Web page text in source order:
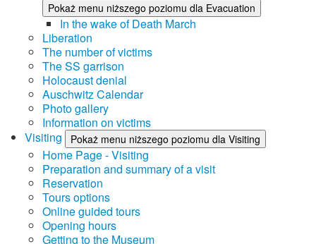
Pokaż menu niższego poziomu dla Evacuation
In the wake of Death March
Liberation
The number of victims
The SS garrison
Holocaust denial
Auschwitz Calendar
Photo gallery
Information on victims
Visiting
Pokaż menu niższego poziomu dla Visiting
Home Page - Visiting
Preparation and summary of a visit
Reservation
Tours options
Online guided tours
Opening hours
Getting to the Museum